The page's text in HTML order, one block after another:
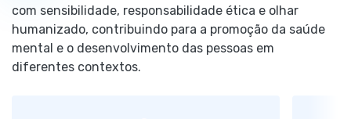
com sensibilidade, responsabilidade ética e olhar
humanizado, contribuindo para a promoção da saúde
mental e o desenvolvimento das pessoas em
diferentes contextos.